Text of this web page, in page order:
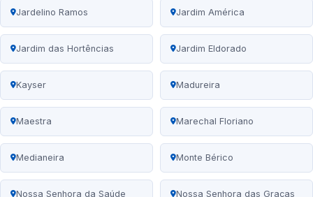
Jardelino Ramos Jardim América
Jardim das Hortências Jardim Eldorado
Kayser Madureira
Maestra Marechal Floriano
Medianeira Monte Bérico
Nossa Senhora da Saúde Nossa Senhora das Graças